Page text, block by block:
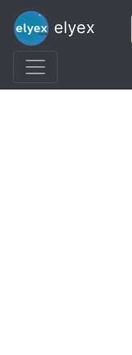
elyex